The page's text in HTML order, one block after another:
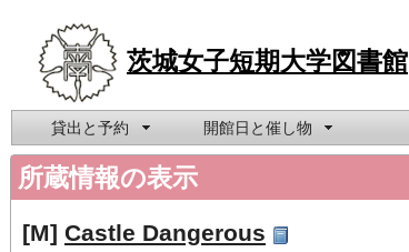
茨城女子短期大学図書館
貸出と予約 開館日と催し物
所蔵情報の表示
[M] Castle Dangerous